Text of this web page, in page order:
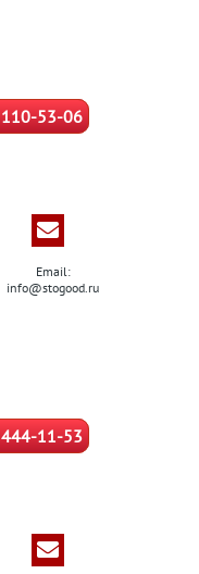
53-06
Email:
info@stogood.ru
11-53